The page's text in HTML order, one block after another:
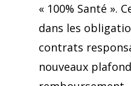
« 100% Santé ».
dans les
contrats
nouveaux